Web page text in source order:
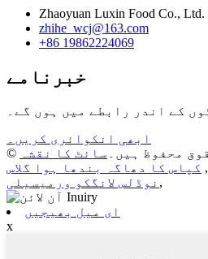
Zhaoyuan Luxin Food Co., Ltd.
zhihe_wcj@163.com
+86 19862224069
خبرنامے
ابھی انکوائری کریں۔
سائٹ کا نقشہ
, کپاس کا دھاگہ بندھا ہوا گلاس
نوڈلس لانگکو ورمیسیلی ,
ای میل بھیجیں
x